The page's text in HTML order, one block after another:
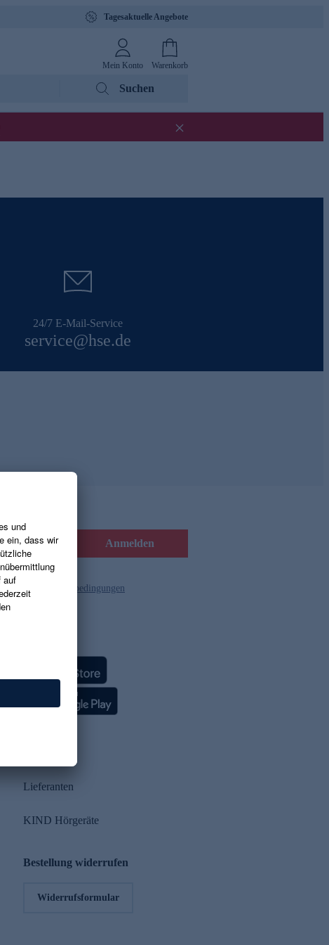
Tagesaktuelle Angebote
Mein Konto Warenkorb
Suchen
24/7 E-Mail-Service
service@hse.de
Anmelden
und die Gutscheinbedingungen
Lieferanten
KIND Hörgeräte
Bestellung widerrufen
Widerrufsformular